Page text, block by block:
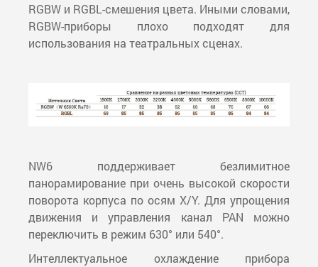
RGBW и RGBL-смешения цвета. Иными словами,
RGBW-приборы плохо подходят для
использования на театральных сценах.
NW6 поддерживает безлимитное
панорамирование при очень высокой скорости
поворота корпуса по осям X/Y. Для упрощения
движения и управления канал PAN можно
переключить в режим 630° или 540°.
Интеллектуальное охлаждение прибора